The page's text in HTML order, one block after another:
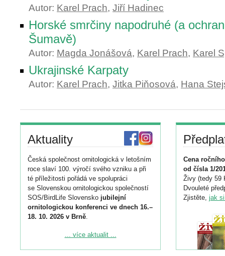
Autor: Karel Prach, Jiří Hadinec
Horské smrčiny napodruhé (a
Šumavě)
Autor: Magda Jonášová, Karel Prach, Karel
Ukrajinské Karpaty
Autor: Karel Prach, Jitka Piňosová, Hana
Aktuality
Česká společnost ornitologická v letošním
roce slaví 100. výročí svého vzniku a při
té příležitosti pořádá ve spolupráci
se Slovenskou ornitologickou společností
SOS/BirdLife Slovensko jubilejní
ornitologickou konferenci ve dnech 16.–
18. 10. 2026 v Brně.
Podrobnější informace ke konferenci
... více aktualit ...
Cena
od čísla 1/
Živy (tedy 59
Dvouleté
Zjistěte, jak